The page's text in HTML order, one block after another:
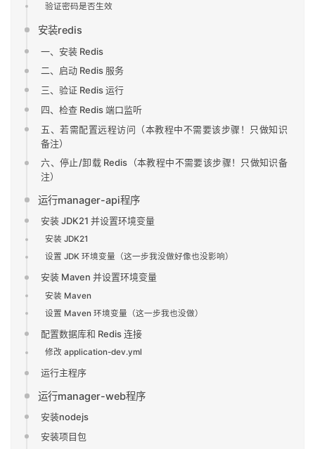
验证密码是否生效
安装redis
一、安装 Redis
二、启动 Redis 服务
三、验证 Redis 运行
四、检查 Redis 端口监听
五、若需配置远程访问（本教程中不需要该步骤！只做知识
备注）
六、停止/卸载 Redis（本教程中不需要该步骤！只做知识备
注）
运行manager-api程序
安装 JDK21 并设置环境变量
安装 JDK21
设置 JDK 环境变量（这一步我没做好像也没影响）
安装 Maven 并设置环境变量
安装 Maven
设置 Maven 环境变量（这一步我也没做）
配置数据库和 Redis 连接
修改 application-dev.yml
运行主程序
运行manager-web程序
安装nodejs
安装项目包